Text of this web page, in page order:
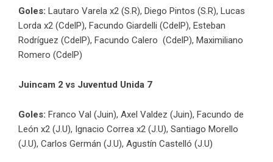
Goles: Lautaro Varela x2 (S.R), Diego Pintos (S.R), Lucas
Lorda x2 (CdelP), Facundo Giardelli (CdelP), Esteban
Rodríguez (CdelP), Facundo Calero (CdelP), Maximiliano
Romero (CdelP)
Juincam 2 vs Juventud Unida 7
Goles: Franco Val (Juin), Axel Valdez (Juin), Facundo de
León x2 (J.U), Ignacio Correa x2 (J.U), Santiago Morello
(J.U), Carlos Germán (J.U), Agustín Castelló (J.U)